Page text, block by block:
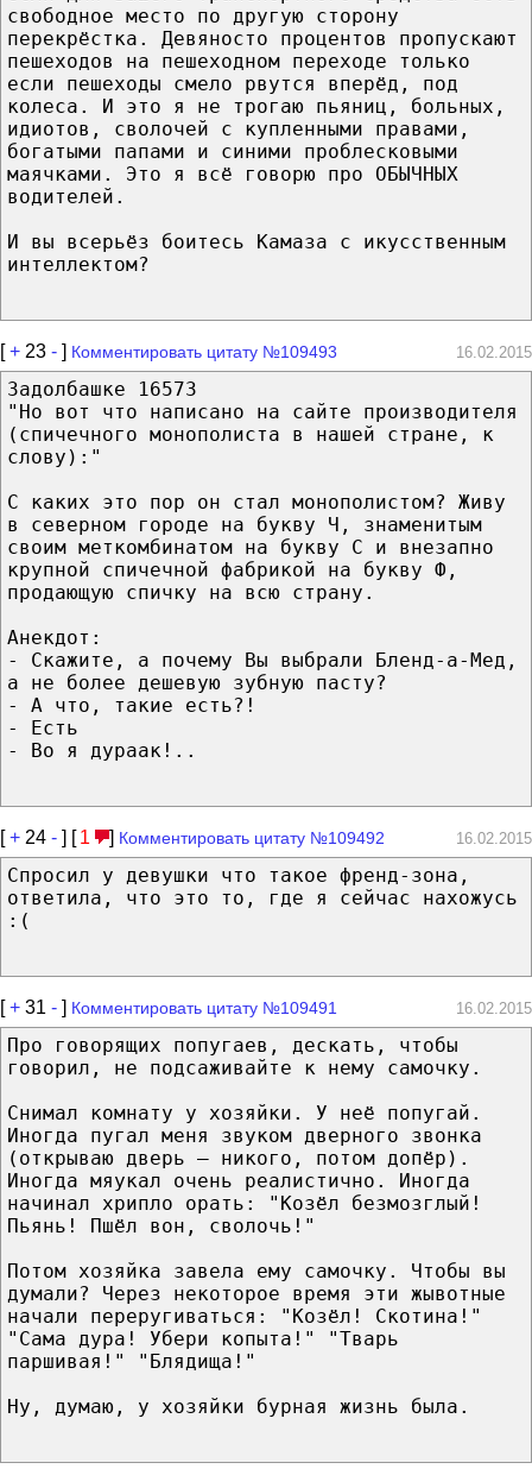
свободное место по другую сторону
перекрёстка. Девяносто процентов пропускают
пешеходов на пешеходном переходе только
если пешеходы смело рвутся вперёд, под
колеса. И это я не трогаю пьяниц, больных,
идиотов, сволочей с купленными правами,
богатыми папами и синими проблесковыми
маячками. Это я всё говорю про ОБЫЧНЫХ
водителей.
И вы всерьёз боитесь Камаза с икусственным
интеллектом?
[+ 23 - ] Комментировать цитату №109493 16.02.2015
Задолбашке 16573
"Но вот что написано на сайте производителя
(спичечного монополиста в нашей стране, к
слову):"
С каких это пор он стал монополистом? Живу
в северном городе на букву Ч, знаменитым
своим меткомбинатом на букву С и внезапно
крупной спичечной фабрикой на букву Ф,
продающую спичку на всю страну.
Анекдот:
- Скажите, а почему Вы выбрали Бленд-а-Мед,
а не более дешевую зубную пасту?
- А что, такие есть?!
- Есть
- Во я дураак!..
[+ 24 - ] [ 1 ] Комментировать цитату №109492 16.02.2015
Спросил у девушки что такое френд-зона,
ответила, что это то, где я сейчас нахожусь
:(
[+ 31 - ] Комментировать цитату №109491 16.02.2015
Про говорящих попугаев, дескать, чтобы
говорил, не подсаживайте к нему самочку.
Снимал комнату у хозяйки. У неё попугай.
Иногда пугал меня звуком дверного звонка
(открываю дверь — никого, потом допёр).
Иногда мяукал очень реалистично. Иногда
начинал хрипло орать: "Козёл безмозглый!
Пьянь! Пшёл вон, сволочь!"
Потом хозяйка завела ему самочку. Чтобы вы
думали? Через некоторое время эти жывотные
начали переругиваться: "Козёл! Скотина!"
"Сама дура! Убери копыта!" "Тварь
паршивая!" "Блядища!"
Ну, думаю, у хозяйки бурная жизнь была.